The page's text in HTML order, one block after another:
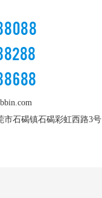
市石碣镇石碣彩虹西路3号